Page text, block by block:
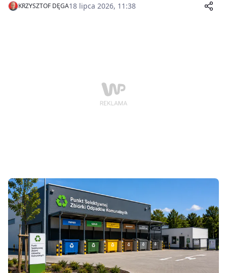
KRZYSZTOF DĘGA18 lipca 2026, 11:38